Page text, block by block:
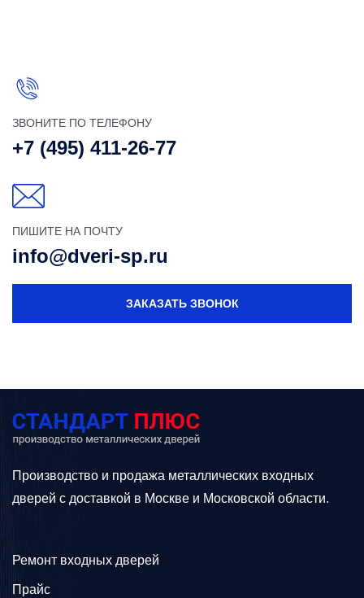
ЗВОНИТЕ ПО ТЕЛЕФОНУ
+7 (495) 411-26-77
ПИШИТЕ НА ПОЧТУ
info@dveri-sp.ru
ЗАКАЗАТЬ ЗВОНОК
Производство и продажа металлических входных
дверей с доставкой в Москве и Московской области.
Ремонт входных дверей
Прайс